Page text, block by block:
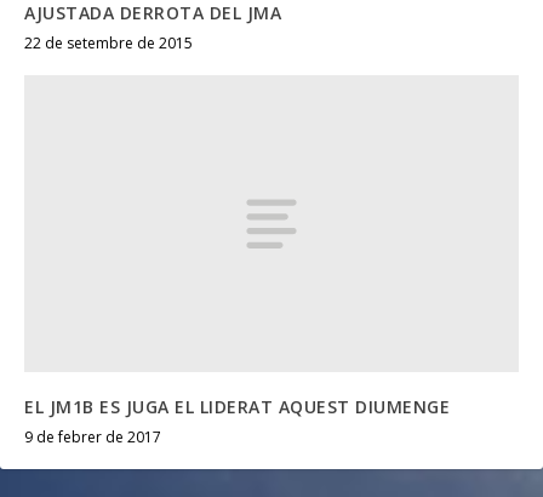
AJUSTADA DERROTA DEL JMA
22 de setembre de 2015
EL JM1B ES JUGA EL LIDERAT AQUEST DIUMENGE
9 de febrer de 2017